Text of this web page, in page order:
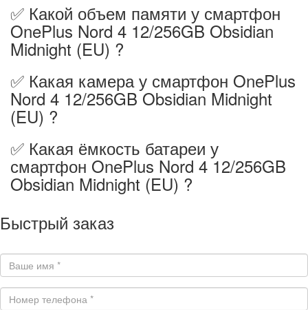
✅ Какой объем памяти у смартфон
OnePlus Nord 4 12/256GB Obsidian
Midnight (EU) ?
✅ Какая камера у смартфон OnePlus
Nord 4 12/256GB Obsidian Midnight
(EU) ?
✅ Какая ёмкость батареи у
смартфон OnePlus Nord 4 12/256GB
Obsidian Midnight (EU) ?
Быстрый заказ